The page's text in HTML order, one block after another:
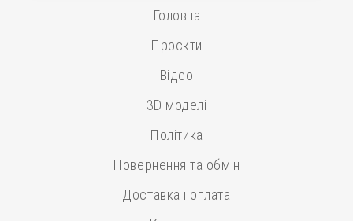
Головна
Проєкти
Відео
3D моделі
Політика
Повернення та обмін
Доставка і оплата